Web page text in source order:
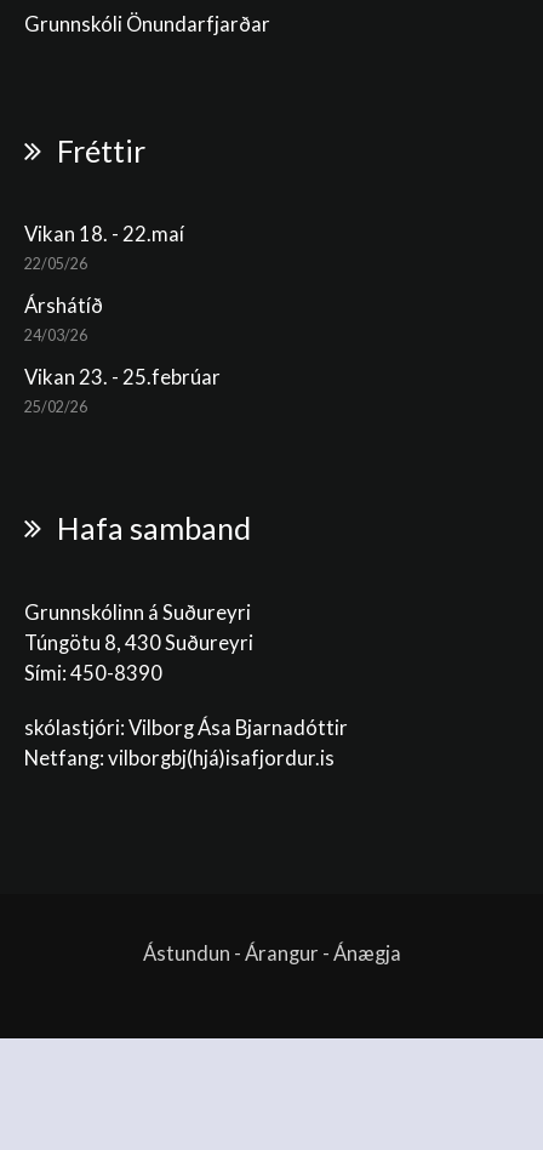
Grunnskóli Önundarfjarðar
Fréttir
Vikan 18. - 22.maí
22/05/26
Árshátíð
24/03/26
Vikan 23. - 25.febrúar
25/02/26
Hafa samband
Grunnskólinn á Suðureyri
Túngötu 8, 430 Suðureyri
Sími: 450-8390
skólastjóri: Vilborg Ása Bjarnadóttir
Netfang: vilborgbj(hjá)isafjordur.is
Ástundun - Árangur - Ánægja